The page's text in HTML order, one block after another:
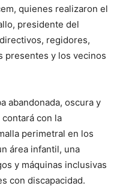
quienes realizaron el
presidente del
regidores,
presentes y los vecinos
abandonada, oscura y
con la
perimetral en los
área infantil, una
y máquinas inclusivas
con discapacidad.